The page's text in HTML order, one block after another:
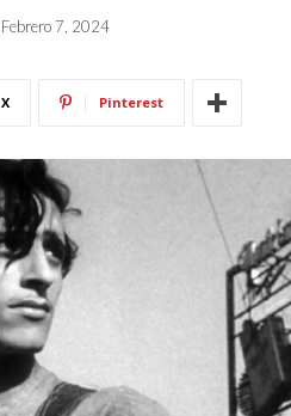
Febrero 7, 2024
X Pinterest